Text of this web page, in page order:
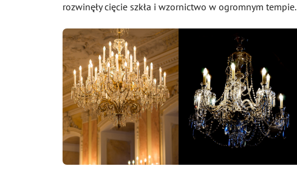
rozwinęły cięcie szkła i wzornictwo w ogromnym tempie.